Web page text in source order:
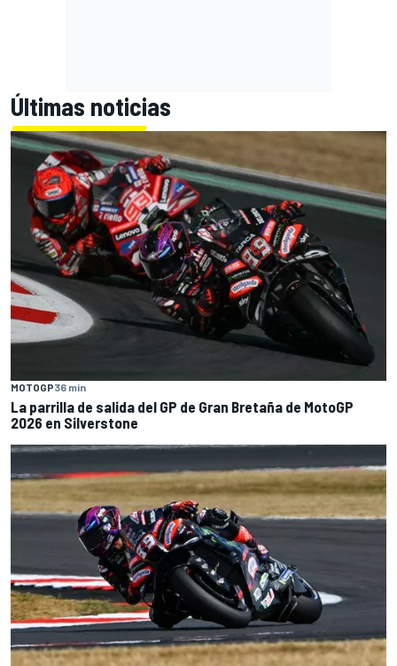
Últimas noticias
MOTOGP36 min
La parrilla de salida del GP de Gran Bretaña de MotoGP
2026 en Silverstone